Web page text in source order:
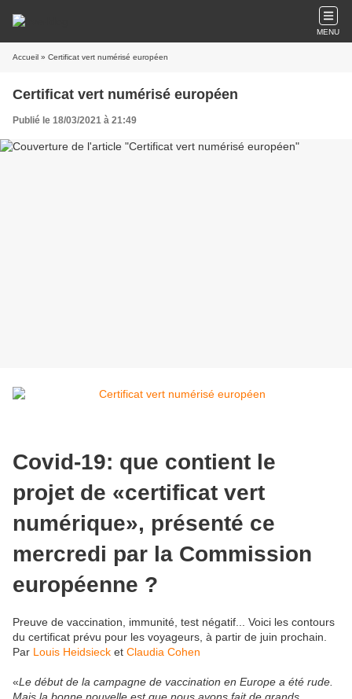
MENU
Accueil » Certificat vert numérisé européen
Certificat vert numérisé européen
Publié le 18/03/2021 à 21:49
Covid-19: que contient le
projet de «certificat vert
numérique», présenté ce
mercredi par la Commission
européenne ?
Preuve de vaccination, immunité, test négatif... Voici les contours
du certificat prévu pour les voyageurs, à partir de juin prochain.
Par Louis Heidsieck et Claudia Cohen
«Le début de la campagne de vaccination en Europe a été rude.
Mais la bonne nouvelle est que nous avons fait de grands